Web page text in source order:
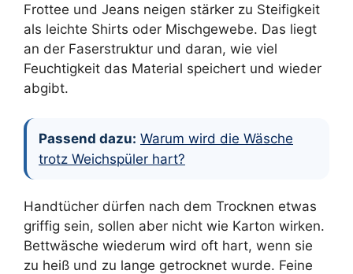
Frottee und Jeans neigen stärker zu Steifigkeit
als leichte Shirts oder Mischgewebe. Das liegt
an der Faserstruktur und daran, wie viel
Feuchtigkeit das Material speichert und wieder
abgibt.
Passend dazu: Warum wird die Wäsche
trotz Weichspüler hart?
Handtücher dürfen nach dem Trocknen etwas
griffig sein, sollen aber nicht wie Karton wirken.
Bettwäsche wiederum wird oft hart, wenn sie
zu heiß und zu lange getrocknet wurde. Feine